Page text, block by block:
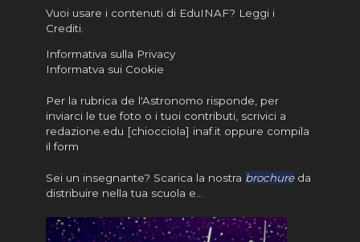
Vuoi usare i contenuti di EduINAF? Leggi i
Crediti.
Informativa sulla Privacy
Informatva sui Cookie
Per la rubrica de l'Astronomo risponde, per
inviarci le tue foto o i tuoi contributi, scrivici a
redazione.edu [chiocciola] inaf.it oppure compila
il form
Sei un insegnante? Scarica la nostra brochureda
distribuire nella tua scuola e…